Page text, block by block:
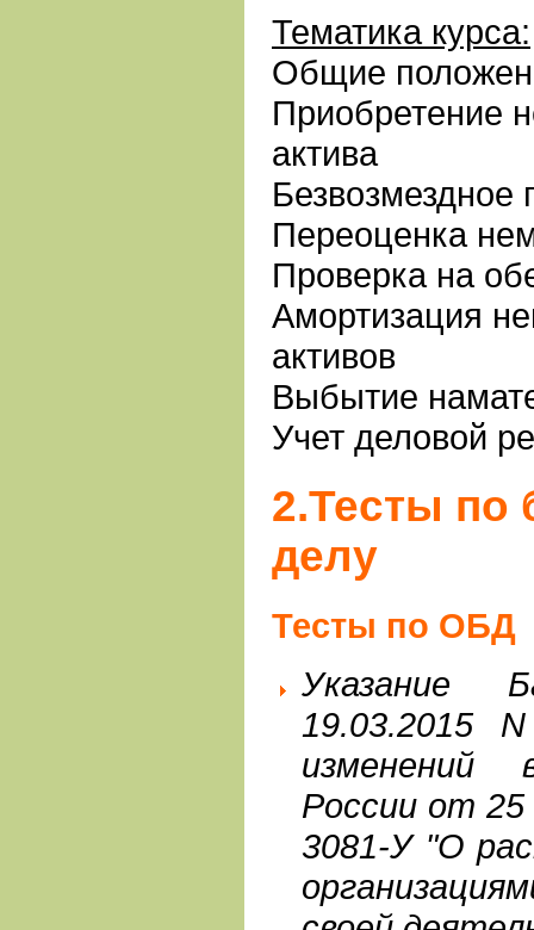
Тематика курса:
Общие
Приобретение
актива
Безвозмездное
Переоценка
Проверка на
Амортизация
активов
Выбытие
Учет деловой
2.Тесты по
делу
Тесты по ОБД
Указание
19.03.2015
изменений
России от 25
3081-У "О